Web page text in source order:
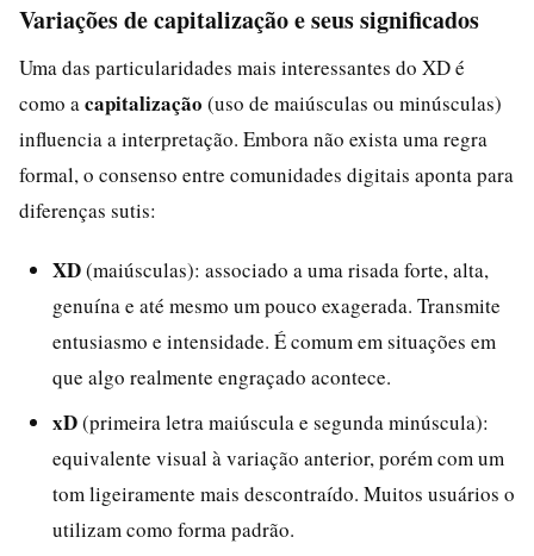
Variações de capitalização e seus significados
Uma das particularidades mais interessantes do XD é
como a capitalização (uso de maiúsculas ou minúsculas)
influencia a interpretação. Embora não exista uma regra
formal, o consenso entre comunidades digitais aponta para
diferenças sutis:
XD(maiúsculas): associado a uma risada forte, alta,
genuína e até mesmo um pouco exagerada. Transmite
entusiasmo e intensidade. É comum em situações em
que algo realmente engraçado acontece.
xD(primeira letra maiúscula e segunda minúscula):
equivalente visual à variação anterior, porém com um
tom ligeiramente mais descontraído. Muitos usuários o
utilizam como forma padrão.